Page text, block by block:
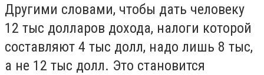
Другими словами, чтобы дать человеку
12 тыс долларов дохода, налоги которой
составляют 4 тыс долл, надо лишь 8 тыс,
а не 12 тыс долл. Это становится